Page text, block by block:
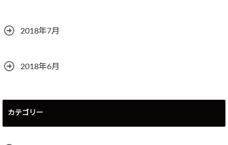
2018年7月
2018年6月
カテゴリー